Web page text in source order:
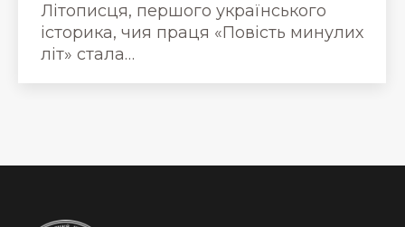
Літописця, першого українського
історика, чия праця «Повість минулих
літ» стала…